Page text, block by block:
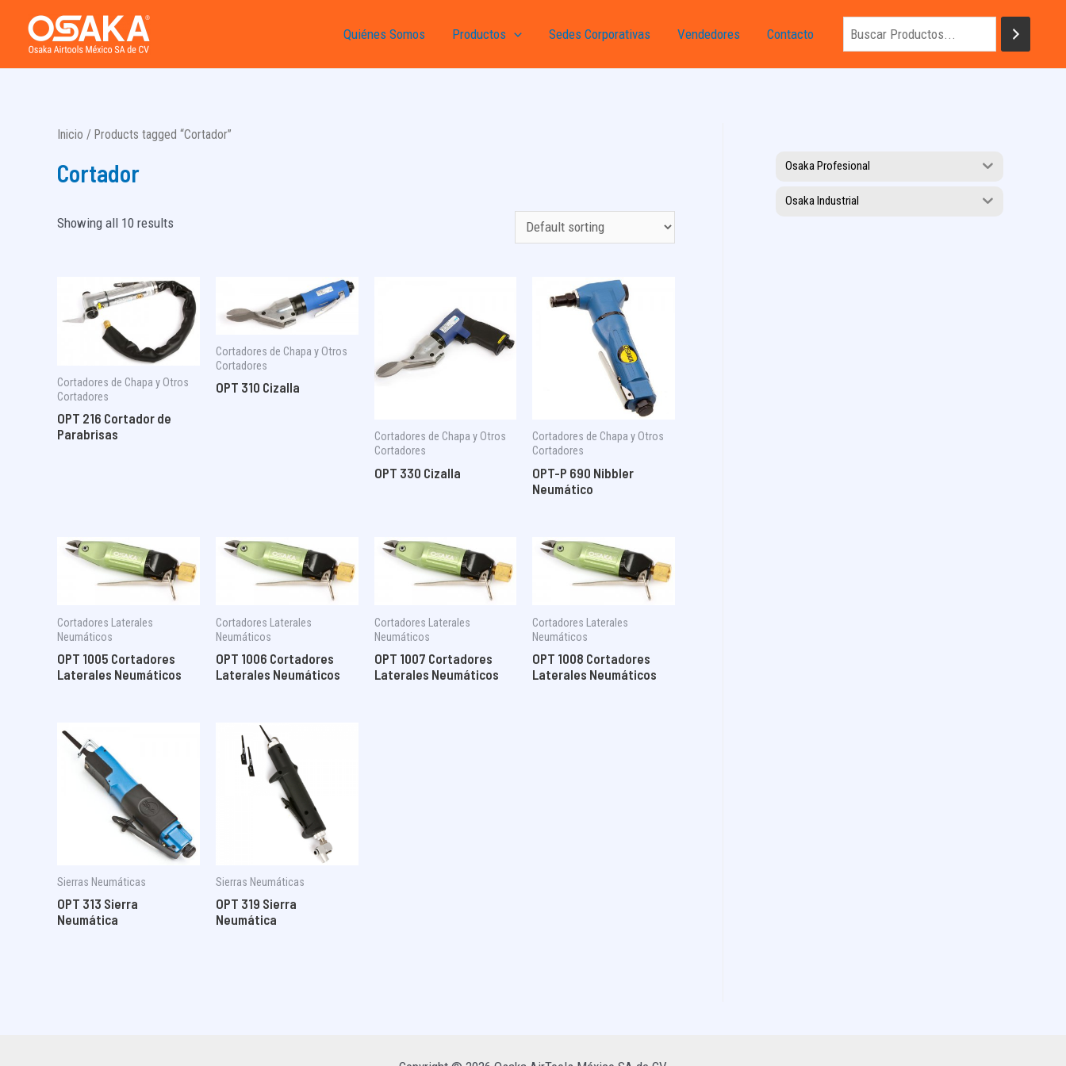
Quiénes Somos Productos Sedes Corporativas Vendedores Contacto
Inicio / Products tagged “Cortador”
Cortador
Showing all 10 results
Cortadores de Chapa y Otros
Cortadores
OPT 216 Cortador de
Parabrisas
Cortadores de Chapa y Otros
Cortadores
OPT 310 Cizalla
Cortadores de Chapa y Otros
Cortadores
OPT 330 Cizalla
Cortadores de Chapa y Otros
Cortadores
OPT-P 690 Nibbler
Neumático
Cortadores Laterales
Neumáticos
OPT 1005 Cortadores
Laterales Neumáticos
Cortadores Laterales
Neumáticos
OPT 1006 Cortadores
Laterales Neumáticos
Cortadores Laterales
Neumáticos
OPT 1007 Cortadores
Laterales Neumáticos
Cortadores Laterales
Neumáticos
OPT 1008 Cortadores
Laterales Neumáticos
Sierras Neumáticas
OPT 313 Sierra
Neumática
Sierras Neumáticas
OPT 319 Sierra
Neumática
Osaka Profesional
Osaka Industrial